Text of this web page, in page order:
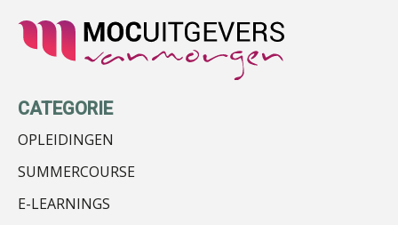
Herman van Kesteren
CATEGORIE
OPLEIDINGEN
SUMMERCOURSE
E-LEARNINGS